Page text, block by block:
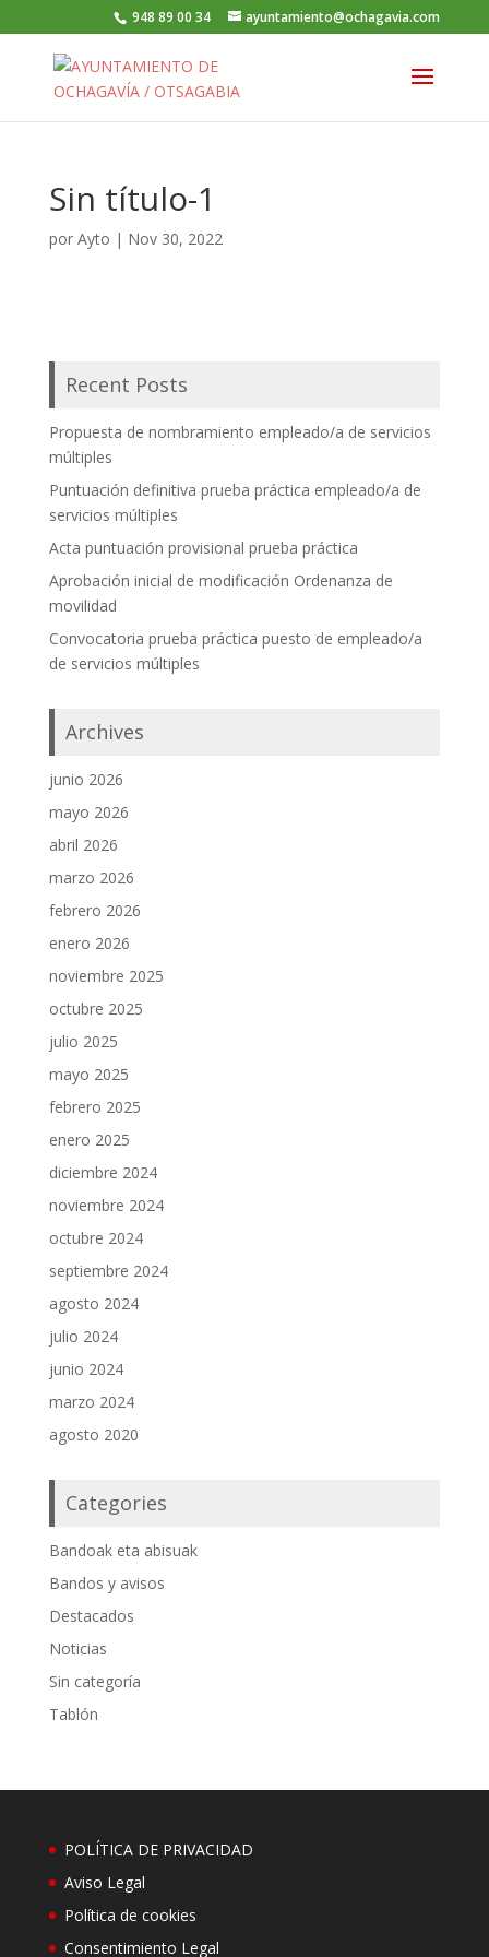
948 89 00 34 ayuntamiento@ochagavia.com
Sin título-1
por Ayto | Nov 30, 2022
Recent Posts
Propuesta de nombramiento empleado/a de servicios
múltiples
Puntuación definitiva prueba práctica empleado/a de
servicios múltiples
Acta puntuación provisional prueba práctica
Aprobación inicial de modificación Ordenanza de
movilidad
Convocatoria prueba práctica puesto de empleado/a
de servicios múltiples
Archives
junio 2026
mayo 2026
abril 2026
marzo 2026
febrero 2026
enero 2026
noviembre 2025
octubre 2025
julio 2025
mayo 2025
febrero 2025
enero 2025
diciembre 2024
noviembre 2024
octubre 2024
septiembre 2024
agosto 2024
julio 2024
junio 2024
marzo 2024
agosto 2020
Categories
Bandoak eta abisuak
Bandos y avisos
Destacados
Noticias
Sin categoría
Tablón
POLÍTICA DE PRIVACIDAD
Aviso Legal
Política de cookies
Consentimiento Legal